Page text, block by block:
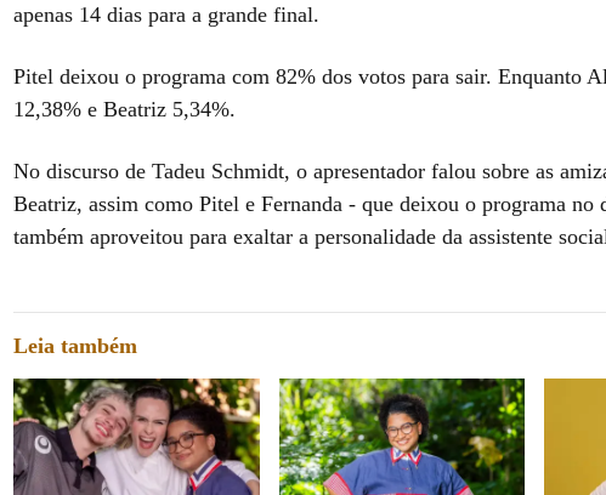
apenas 14 dias para a grande final.
Pitel deixou o programa com 82% dos votos para sair. Enquanto
12,38% e Beatriz 5,34%.
No discurso de Tadeu Schmidt, o apresentador falou sobre as
Beatriz, assim como Pitel e Fernanda - que deixou o programa no
também aproveitou para exaltar a personalidade da assistente
Leia também